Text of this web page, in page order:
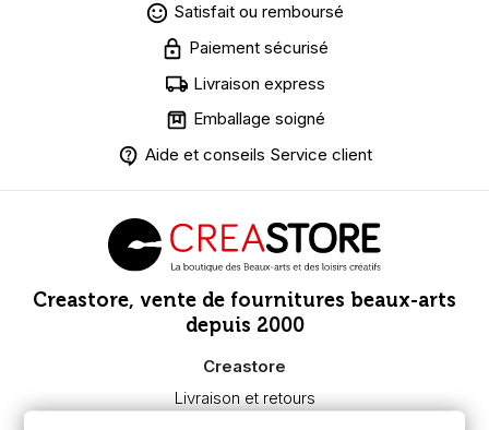
Satisfait ou remboursé
Paiement sécurisé
Livraison express
Emballage soigné
Aide et conseils Service client
Creastore, vente de fournitures beaux-arts
depuis 2000
Creastore
Livraison et retours